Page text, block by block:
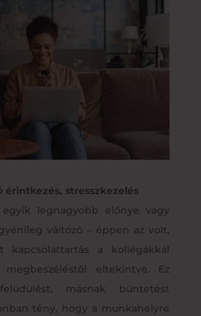
érintkezés, stresszkezelés
legnagyobb előnye vagy
változó – éppen az volt,
a kollégákkal
eltekintve. Ez
másnak büntetést
tény, hogy a munkahelyre